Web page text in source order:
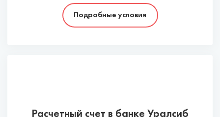
Подробные условия
Расчетный счет в банке Уралсиб